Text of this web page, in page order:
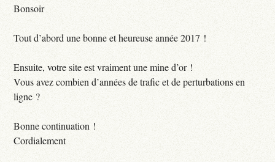
Bonsoir
Tout d’abord une bonne et heureuse année 2017 !
Ensuite, votre site est vraiment une mine d’or !
Vous avez combien d’années de trafic et de perturbations en
ligne ?
Bonne continuation !
Cordialement